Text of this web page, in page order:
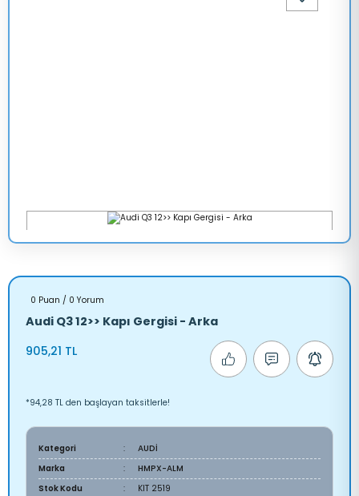
0 Puan / 0 Yorum
Audi Q3 12>> Kapı Gergisi - Arka
905,21 TL
*94,28 TL den başlayan taksitlerle!
Kategori
AUDİ
Marka
HMPX-ALM
Stok Kodu
KIT 2519